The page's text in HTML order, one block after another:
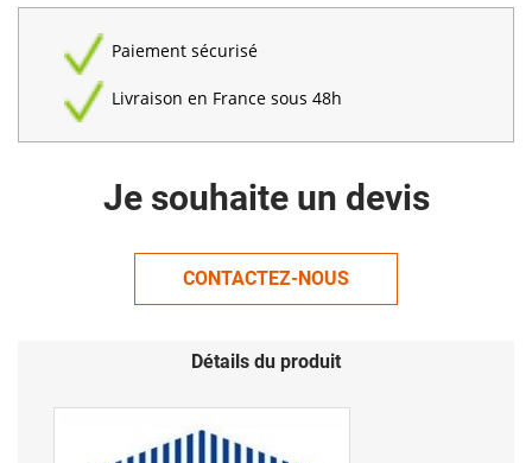
Paiement sécurisé
Livraison en France sous 48h
Je souhaite un devis
CONTACTEZ-NOUS
Détails du produit